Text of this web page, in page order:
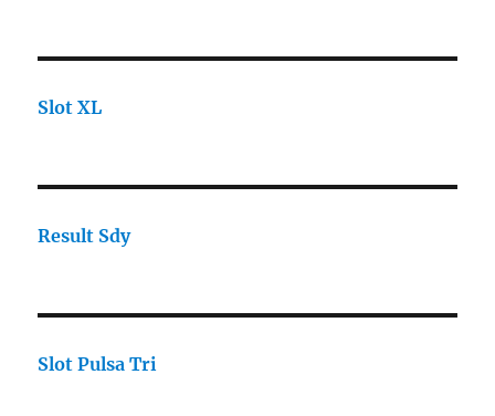
Slot XL
Result Sdy
Slot Pulsa Tri